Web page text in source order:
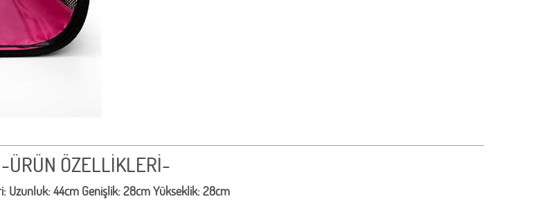
-ÜRÜN ÖZELLİKLERİ-
Uzunluk: 44cm Genişlik: 28cm Yükseklik: 28cm